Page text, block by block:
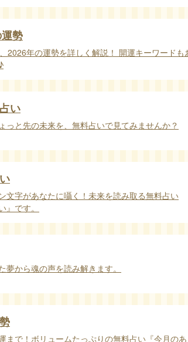
勢
2026年の運勢を詳しく解説！ 開運キーワードも
い
っと先の未来を、無料占いで見てみませんか？
文字があなたに囁く！未来を読み取る無料占い
』です。
夢から魂の声を読み解きます。
まで！ボリュームたっぷりの無料占い『今月のあ